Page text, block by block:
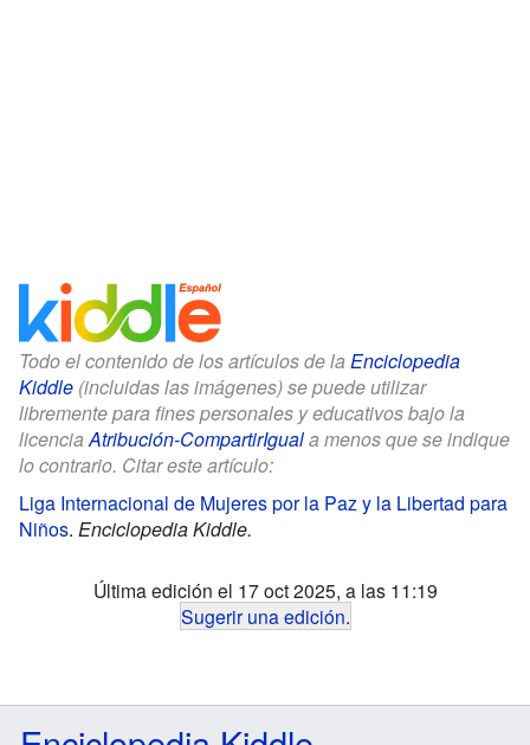
Todo el contenido de los artículos de la Enciclopedia
Kiddle (incluidas las imágenes) se puede utilizar
libremente para fines personales y educativos bajo la
licenciaAtribución-CompartirIguala menos que se indique
lo contrario. Citar este artículo:
Liga Internacional de Mujeres por la Paz y la Libertad para
Niños. Enciclopedia Kiddle.
Última edición el 17 oct 2025, a las 11:19
Sugerir una edición.